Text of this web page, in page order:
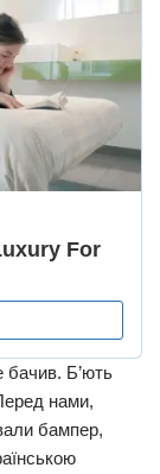
бачив. Б’ють
нами,
бампер,